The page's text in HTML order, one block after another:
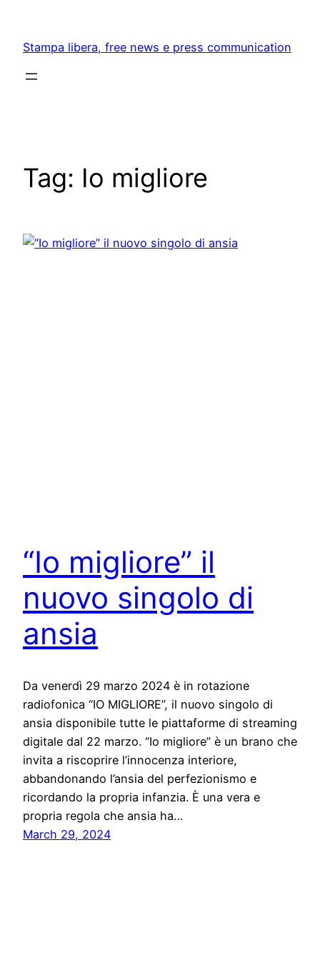
content
Stampa libera, free news e press communication
Tag: Io migliore
“Io migliore” il
nuovo singolo di
ansia
Da venerdì 29 marzo 2024 è in rotazione
radiofonica “IO MIGLIORE”, il nuovo singolo di
ansia disponibile tutte le piattaforme di streaming
digitale dal 22 marzo. “Io migliore” è un brano che
invita a riscoprire l’innocenza interiore,
abbandonando l’ansia del perfezionismo e
ricordando la propria infanzia. È una vera e
propria regola che ansia ha…
March 29, 2024